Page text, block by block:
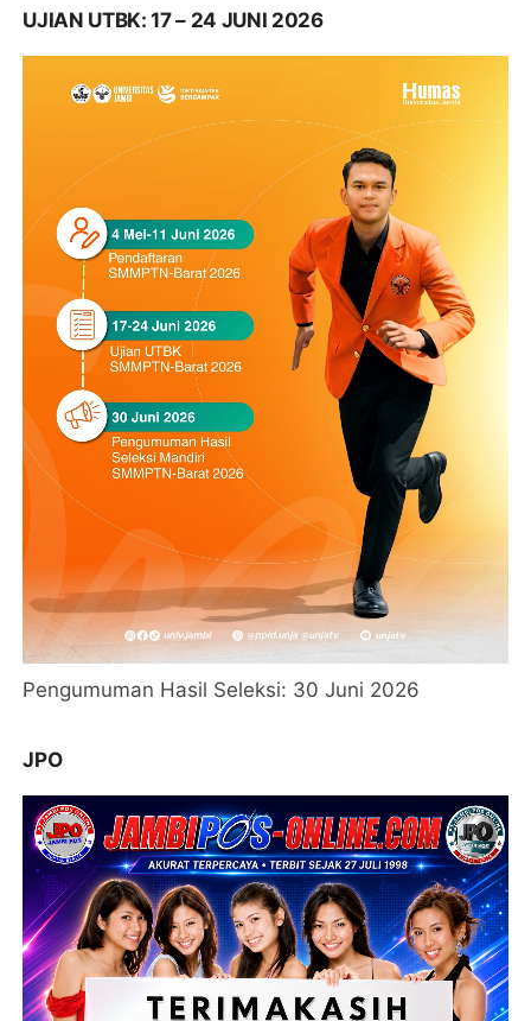
UJIAN UTBK: 17 – 24 JUNI 2026
Pengumuman Hasil Seleksi: 30 Juni 2026
JPO